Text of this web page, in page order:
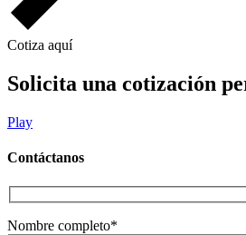
Cotiza aquí
Solicita una cotización
Play
Contáctanos
Nombre completo*